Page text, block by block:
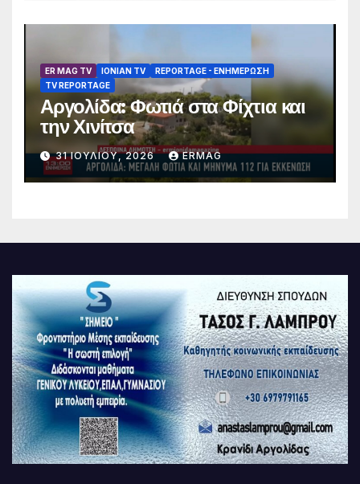
ER MAG TV IONIAN TV
REPORTAGE - EΝΗΜΈΡΩΣΗ
TV REPORTAGE
Αργολίδα: Φωτιά στα Φίχτια και
την Χινίτσα
31 ΙΟΥΛΊΟΥ, 2026 ERMAG